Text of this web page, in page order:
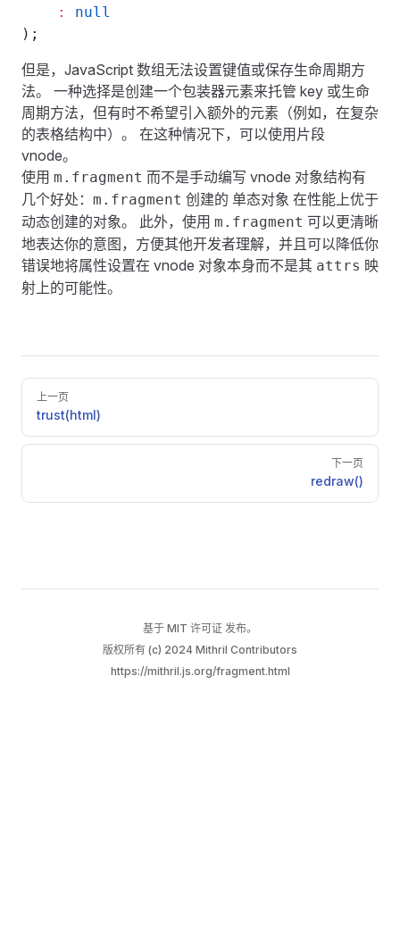
    :
null
);
但是，JavaScript 数组无法设置键值或保存生命周期方
法。 一种选择是创建一个包装器元素来托管 key 或生命
周期方法，但有时不希望引入额外的元素（例如，在复杂
的表格结构中）。 在这种情况下，可以使用片段
vnode。
使用 m.fragment 而不是手动编写 vnode 对象结构有
几个好处： m.fragment 创建的 单态对象 在性能上优于
动态创建的对象。 此外，使用 m.fragment 可以更清晰
地表达你的意图，方便其他开发者理解，并且可以降低你
错误地将属性设置在 vnode 对象本身而不是其 attrs 映
射上的可能性。
Pager
上一页
trust(html)
下一页
redraw()
基于 MIT 许可证 发布。
版权所有 (c) 2024 Mithril Contributors
https://mithril.js.org/fragment.html